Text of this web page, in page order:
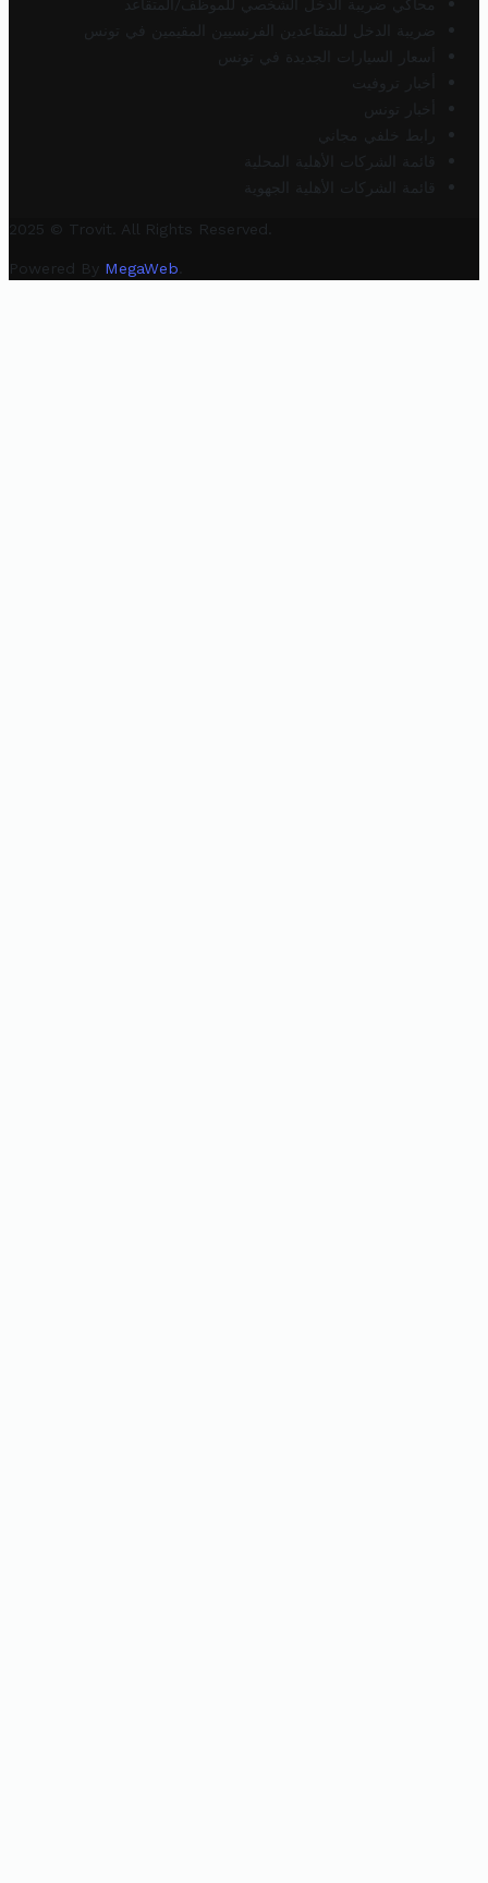
محاكي ضريبة الدخل الشخصي للموظف/المتقاعد
ضريبة الدخل للمتقاعدين الفرنسيين المقيمين في تونس
أسعار السيارات الجديدة في تونس
أخبار تروفيت
أخبار تونس
رابط خلفي مجاني
قائمة الشركات الأهلية المحلية
قائمة الشركات الأهلية الجهوية
2025 © Trovit. All Rights Reserved.
Powered By MegaWeb